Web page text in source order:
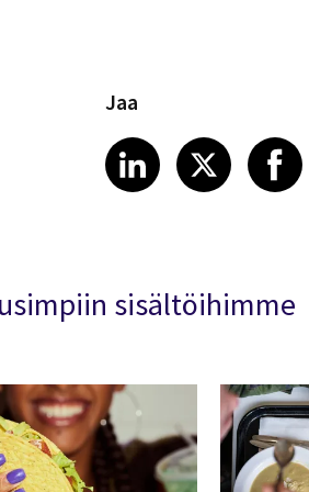
Jaa
Share article
LinkedIn
Share
X
sisältöihimme